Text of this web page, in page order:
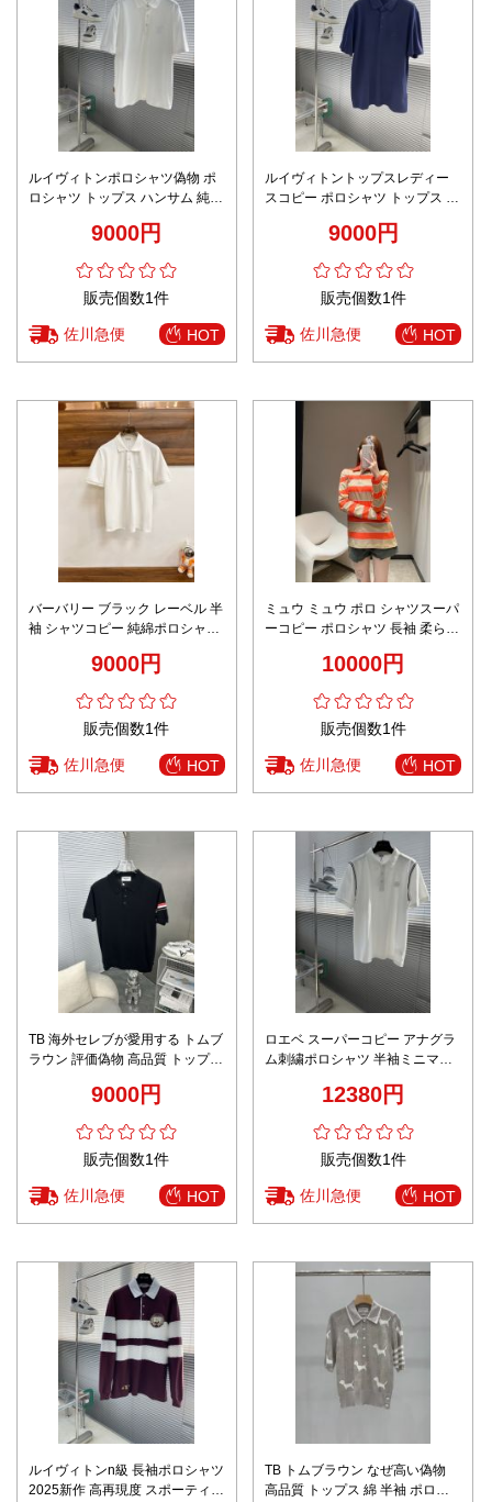
ルイヴィトンポロシャツ偽物 ポ
ロシャツ トップス ハンサム 純綿
9000円
販売個数1件
佐川急便 HOT
ルイヴィトントップスレディー
スコピー ポロシャツ トップス ハ
9000円
販売個数1件
佐川急便 HOT
バーバリー ブラック レーベル 半
袖 シャツコピー 純綿ポロシャツ
9000円
販売個数1件
佐川急便 HOT
ミュウ ミュウ ポロ シャツスーパ
ーコピー ポロシャツ 長袖 柔らか
10000円
販売個数1件
佐川急便 HOT
TB 海外セレブが愛用する トムブ
ラウン 評価偽物 高品質 トップス
9000円
販売個数1件
佐川急便 HOT
ロエベ スーパーコピー アナグラ
ム刺繍ポロシャツ 半袖ミニマル
12380円
販売個数1件
佐川急便 HOT
ルイヴィトンn級 長袖ポロシャツ
2025新作 高再現度 スポーティ上
TB トムブラウン なぜ高い偽物
高品質 トップス 綿 半袖 ポロシ